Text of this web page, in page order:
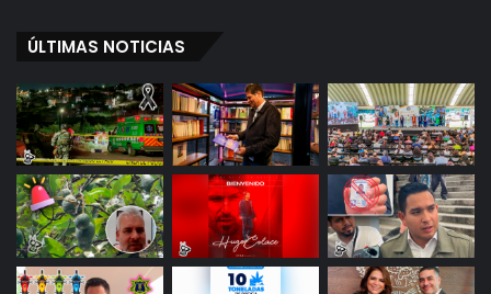
ÚLTIMAS NOTICIAS